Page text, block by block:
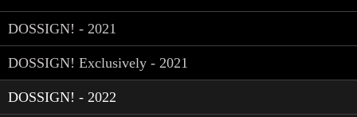
DOSSIGN! - 2021
DOSSIGN! Exclusively - 2021
DOSSIGN! - 2022